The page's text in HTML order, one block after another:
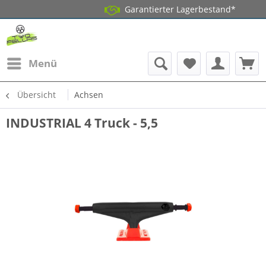
Garantierter Lagerbestand*
Menü
Übersicht Achsen
INDUSTRIAL 4 Truck - 5,5